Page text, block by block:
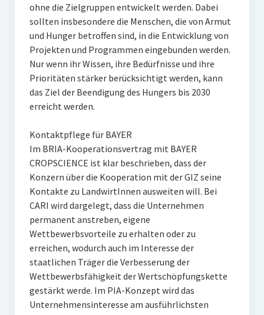
ohne die Zielgruppen entwickelt werden. Dabei
sollten insbesondere die Menschen, die von Armut
und Hunger betroffen sind, in die Entwicklung von
Projekten und Programmen eingebunden werden.
Nur wenn ihr Wissen, ihre Bedürfnisse und ihre
Prioritäten stärker berücksichtigt werden, kann
das Ziel der Beendigung des Hungers bis 2030
erreicht werden.
Kontaktpflege für BAYER
Im BRIA-Kooperationsvertrag mit BAYER
CROPSCIENCE ist klar beschrieben, dass der
Konzern über die Kooperation mit der GIZ seine
Kontakte zu LandwirtInnen ausweiten will. Bei
CARI wird dargelegt, dass die Unternehmen
permanent anstreben, eigene
Wettbewerbsvorteile zu erhalten oder zu
erreichen, wodurch auch im Interesse der
staatlichen Träger die Verbesserung der
Wettbewerbsfähigkeit der Wertschöpfungskette
gestärkt werde. Im PIA-Konzept wird das
Unternehmensinteresse am ausführlichsten